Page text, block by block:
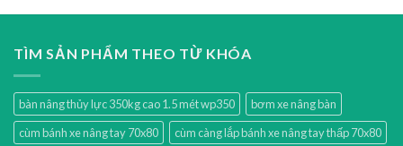
TÌM SẢN PHẨM THEO TỪ KHÓA
bàn nâng thủy lực 350kg cao 1.5 mét wp350
bơm xe nâng bàn
cùm bánh xe nâng tay 70x80
cùm càng lắp bánh xe nâng tay thấp 70x80